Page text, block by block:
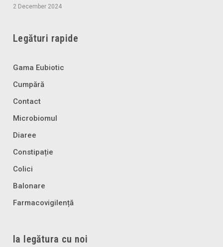
2 December 2024
Legături rapide
Gama Eubiotic
Cumpără
Contact
Microbiomul
Diaree
Constipație
Colici
Balonare
Farmacovigilență
Ia legătura cu noi